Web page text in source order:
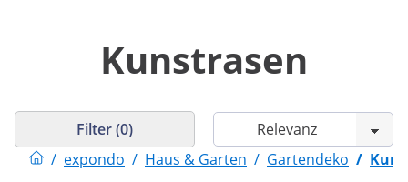
Kunstrasen
/ expondo / Haus & Garten / Gartendeko /
Filter (0)